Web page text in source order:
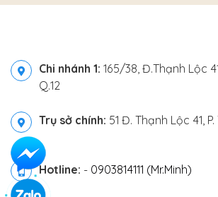
Chi nhánh 1: 165/38, Đ.Thạnh Lộc
Q.12
Trụ sở chính: 51 Đ. Thạnh Lộc 41,
Hotline: - 0903814111 (Mr.Minh)